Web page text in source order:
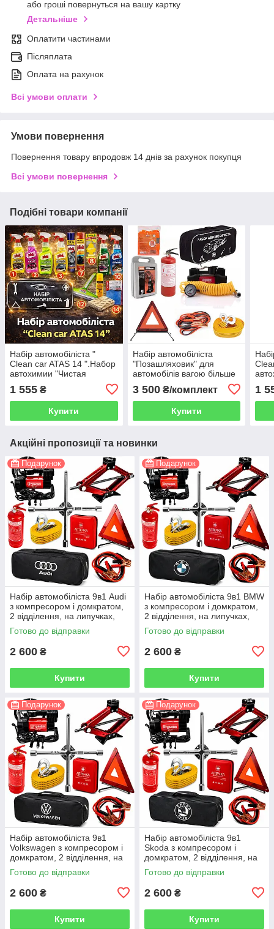
або гроші повернуться на вашу картку
Детальніше
Оплатити частинами
Післяплата
Оплата на рахунок
Всі умови оплати
Умови повернення
Повернення товару впродовж 14 днів за рахунок покупця
Всі умови повернення
Подібні товари компанії
Набір автомобіліста "
Clean car ATAS 14 ".Набор
автохимии "Чистая
1 555 ₴
Купити
Набір автомобіліста
"Позашляховик" для
автомобілів вагою більше
компресором.
3 500₴/комплект
Купити
1
Акційні пропозиції та новинки
Подарунок
Набір автомобіліста 9в1 Audi
з компресором і домкратом,
2 відділення, на липучках,
чорний
Готово до відправки
2 600 ₴
Купити
Подарунок
Набір автомобіліста 9в1 BMW
з компресором і домкратом,
2 відділення, на липучках,
чорний
Готово до відправки
2 600 ₴
Купити
Подарунок
Набір автомобіліста 9в1
Volkswagen з компресором і
домкратом, 2 відділення, на
липучках, чорний
Готово до відправки
2 600 ₴
Купити
Подарунок
Набір автомобіліста 9в1
Skoda з компресором і
домкратом, 2 відділення, на
липучках, чорний
Готово до відправки
2 600 ₴
Купити